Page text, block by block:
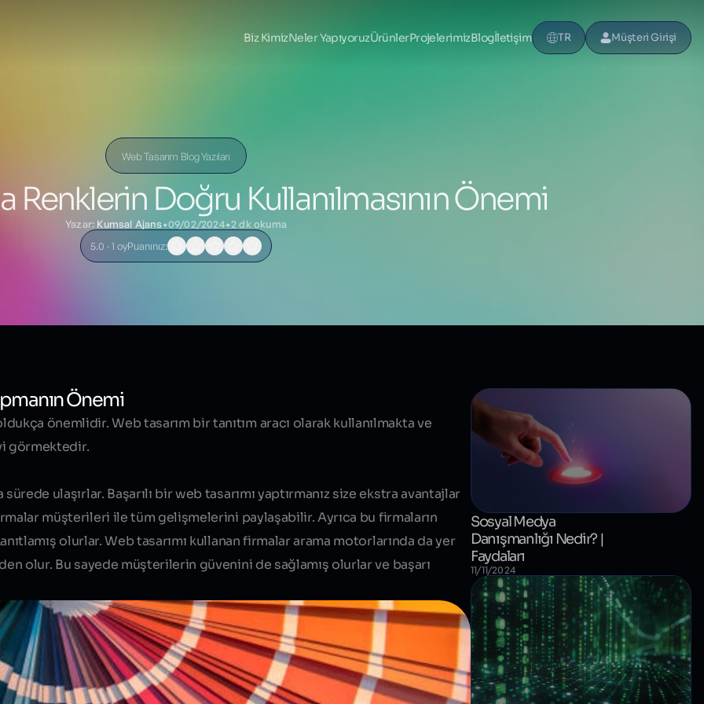
Biz KimizNeler YapıyoruzÜrünlerProjelerimizBlogİletişim TR Müşteri Girişi
Web Tasarım Blog Yazıları
Renklerin Doğru Kullanılmasının Önemi
Yazar: Kumsal Ajans•09/02/2024•2 dk okuma
5.0 · 1 oyPuanınız:
Önemi
önemlidir. Web tasarım bir tanıtım aracı olarak kullanılmakta ve
görmektedir.
ulaşırlar. Başarılı bir web tasarımı yaptırmanız size ekstra avantajlar
müşterileri ile tüm gelişmelerini paylaşabilir. Ayrıca bu firmaların
olurlar. Web tasarımı kullanan firmalar arama motorlarında da yer
olur. Bu sayede müşterilerin güvenini de sağlamış olurlar ve başarı
Sosyal Medya
Danışmanlığı Nedir? |
Faydaları
11/11/2024